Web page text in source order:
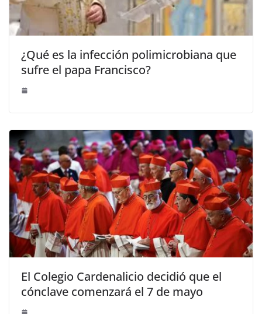
¿Qué es la infección polimicrobiana que
sufre el papa Francisco?
El Colegio Cardenalicio decidió que el
cónclave comenzará el 7 de mayo